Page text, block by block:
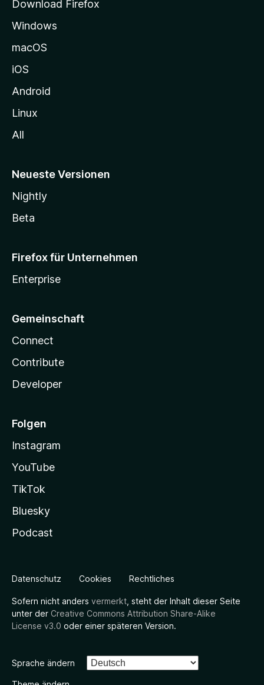
e
g
e
n
Download Firefox
Windows
macOS
iOS
Android
Linux
All
Neueste Versionen
Nightly
Beta
Firefox für Unternehmen
Enterprise
Gemeinschaft
Connect
Contribute
Developer
Folgen
Instagram
YouTube
TikTok
Bluesky
Podcast
Datenschutz Cookies Rechtliches
Sofern nicht anders vermerkt , steht der Inhalt dieser Seite
unter der Creative Commons Attribution Share-Alike
License v3.0 oder einer späteren Version.
Sprache ändern